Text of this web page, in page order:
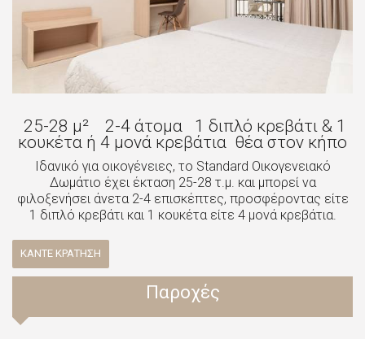
25-28 μ² 2-4 άτομα
1 διπλό κρεβάτι & 1
κουκέτα ή 4 μονά κρεβάτια θέα στον κήπο
Ιδανικό για οικογένειες, το Standard Οικογενειακό
Δωμάτιο έχει έκταση 25-28 τ.μ. και μπορεί να
φιλοξενήσει άνετα 2-4 επισκέπτες, προσφέροντας είτε
1 διπλό κρεβάτι και 1 κουκέτα είτε 4 μονά κρεβάτια.
ΚΆΝΤΕ ΚΡΆΤΗΣΗ
Παροχές